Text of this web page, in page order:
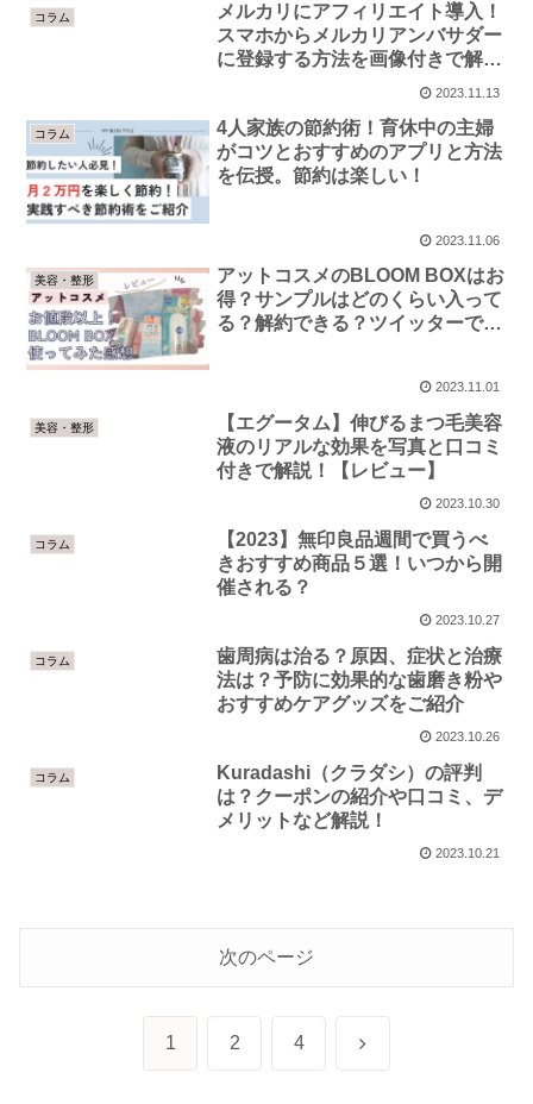
コラム
メルカリにアフィリエイト導入！
スマホからメルカリアンバサダー
に登録する方法を画像付きで解
2023.11.13
コラム
4人家族の節約術！育休中の主婦
がコツとおすすめのアプリと方法
を伝授。節約は楽しい！
2023.11.06
美容・整形
アットコスメのBLOOM BOXはお
得？サンプルはどのくらい入って
る？解約できる？ツイッターでの
2023.11.01
美容・整形
【エグータム】伸びるまつ毛美容
液のリアルな効果を写真と口コミ
付きで解説！【レビュー】
2023.10.30
コラム
【2023】無印良品週間で買うべ
きおすすめ商品５選！いつから開
催される？
2023.10.27
コラム
歯周病は治る？原因、症状と治療
法は？予防に効果的な歯磨き粉や
おすすめケアグッズをご紹介
2023.10.26
コラム
Kuradashi（クラダシ）の評判
は？クーポンの紹介や口コミ、デ
メリットなど解説！
2023.10.21
次のページ
1 2 4 次